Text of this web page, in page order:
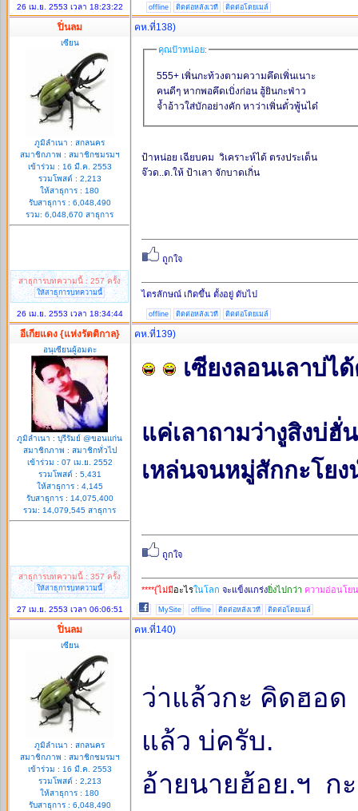
26 เม.ย. 2553 เวลา 18:23:22 offline ติดต่อหลังเวที ติดต่อโดยเมล์
ปิ่นลม คห.ที่138)
เซียน
ภูมิลำเนา : สกลนคร
สมาชิกภาพ : สมาชิกชมรมฯ
เข้าร่วม : 16 มี.ค. 2553
รวมโพสต์ : 2,213
ให้สาธุการ : 180
รับสาธุการ : 6,048,490
รวม: 6,048,670 สาธุการ
คุณป้าหน่อย:
555+ เพิ่นกะท้วงตามความคึดเพิ่นเนาะ
คนดีๆ หากพอคึดเบิ่งก่อน ฮู้ยินกะฟ่าว
จ้ำอ้าวใส่บักอย่างคัก หาว่าเพิ่นตั๋วพู้นได๋
ป้าหน่อย เฉียบคม วิเคราะห์ได้ ตรงประเด็น
จ๊วด..ด.ให้ ป้าเลา จักบาดเกิ่น
สาธุการบทความนี้ : 257 ครั้ง
ให้สาธุการบทความนี้ ไตรลักษณ์ เกิดขึ้น ตั้งอยู่ ดับไป
26 เม.ย. 2553 เวลา 18:34:44 offline ติดต่อหลังเวที ติดต่อโดยเมล์
อีเกียแดง {แห่งรัตติกาล} คห.ที่139)
อนุเซียนผู้อมตะ
ภูมิลำเนา : บุรีรัมย์ @ขอนแก่น
สมาชิกภาพ : สมาชิกทั่วไป
เข้าร่วม : 07 เม.ย. 2552
รวมโพสต์ : 5,431
ให้สาธุการ : 4,145
รับสาธุการ : 14,075,400
รวม: 14,079,545 สาธุการ
เซียงลอนเลาบ่ไ
แค่เลาถามว่างูสิงบ่
เหล่นจนหมู่สักกะโยง
สาธุการบทความนี้ : 357 ครั้ง
ให้สาธุการบทความนี้ ****{ไม่มีอะไรในโลก จะแข็งแกร่งยิ่งไปกว่า ความอ่อนโย
27 เม.ย. 2553 เวลา 06:06:51 MySite offline ติดต่อหลังเวที ติดต่อโดยเมล์
ปิ่นลม คห.ที่140)
เซียน
ภูมิลำเนา : สกลนคร
สมาชิกภาพ : สมาชิกชมรมฯ
เข้าร่วม : 16 มี.ค. 2553
รวมโพสต์ : 2,213
ให้สาธุการ : 180
รับสาธุการ : 6,048,490
ว่าแล้วกะ คิดฮอ
แล้ว บ่ครับ.
อ้ายนายฮ้อย.ฯ ก